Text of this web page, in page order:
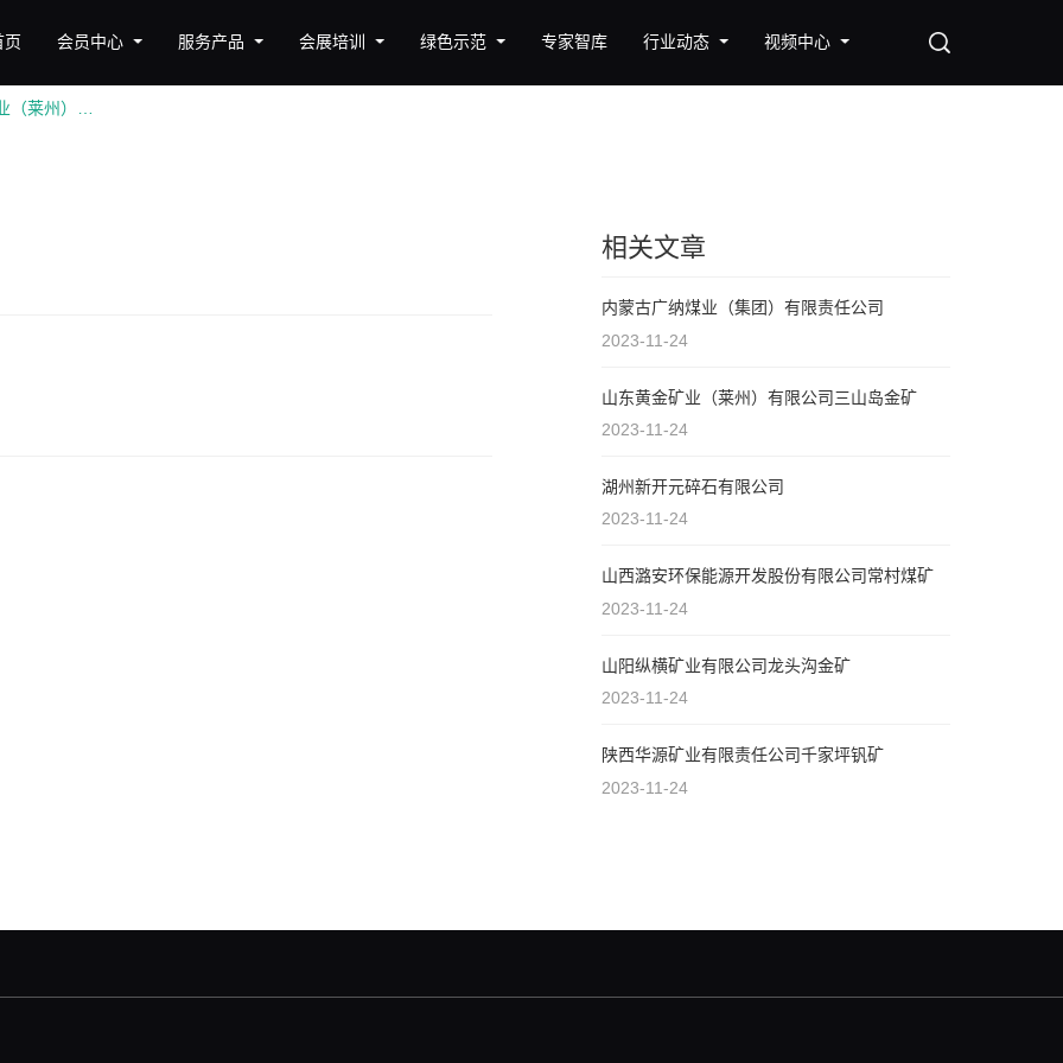
页 会员中心 服务产品 会展培训 绿色示范 专家智库 行业动态 视频中心
相关文章
内蒙古广纳煤业（集团）有限责任公司
2023-11-24
山东黄金矿业（莱州）有限公司三山岛金矿
2023-11-24
湖州新开元碎石有限公司
2023-11-24
山西潞安环保能源开发股份有限公司常村煤矿
2023-11-24
山阳纵横矿业有限公司龙头沟金矿
2023-11-24
陕西华源矿业有限责任公司千家坪钒矿
2023-11-24